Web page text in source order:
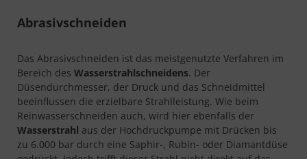
Abrasivschneiden
Das Abrasivschneiden ist das meistgenutzte Verfahren im
Bereich des Wasserstrahlschneidens. Der
Düsendurchmesser, der Druck und das Schneidmittel
beeinflussen die erzielbare Strahlleistung. Wie beim
Reinwasserschneiden auch, wird hier ebenfalls der
Wasserstrahl aus der Hochdruckpumpe mit Drücken bis
zu 6.000 bar durch eine Saphir-, Rubin- oder Diamantdüse